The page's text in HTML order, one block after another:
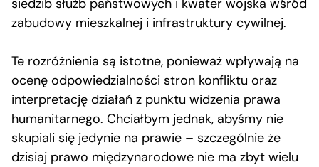
siedzib służb państwowych i kwater wojska wśród
zabudowy mieszkalnej i infrastruktury cywilnej.
Te rozróżnienia są istotne, ponieważ wpływają na
ocenę odpowiedzialności stron konfliktu oraz
interpretację działań z punktu widzenia prawa
humanitarnego. Chciałbym jednak, abyśmy nie
skupiali się jedynie na prawie – szczególnie że
dzisiaj prawo międzynarodowe nie ma zbyt wielu